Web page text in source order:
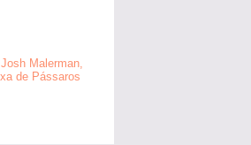
Malerman,
de Pássaros